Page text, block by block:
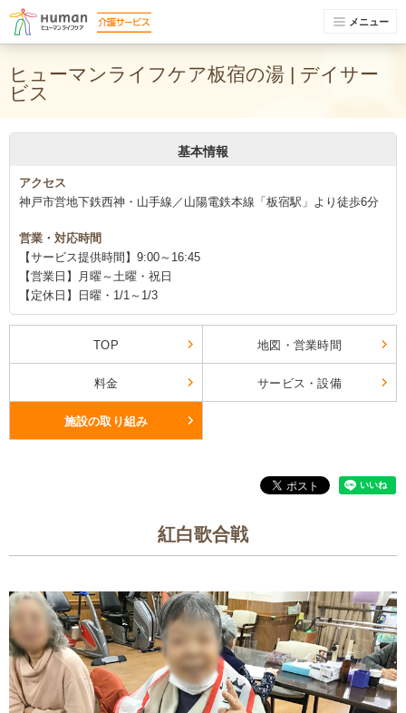
メニュー
ヒューマンライフケア板宿の湯 | デイサー
ビス
基本情報
アクセス
神戸市営地下鉄西神・山手線／山陽電鉄本線「板宿駅」より徒歩6分
営業・対応時間
【サービス提供時間】9:00～16:45
【営業日】月曜～土曜・祝日
【定休日】日曜・1/1～1/3
TOP 地図・営業時間
料金 サービス・設備
施設の取り組み
紅白歌合戦